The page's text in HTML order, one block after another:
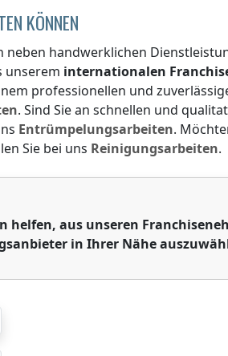
KÖNNEN
neben handwerklichen
unserem internationalen
professionellen und
. Sind Sie an schnellen und
Entrümpelungsarbeiten.
Sie bei uns Reinigungsarbeiten.
helfen, aus unseren
in Ihrer Nähe